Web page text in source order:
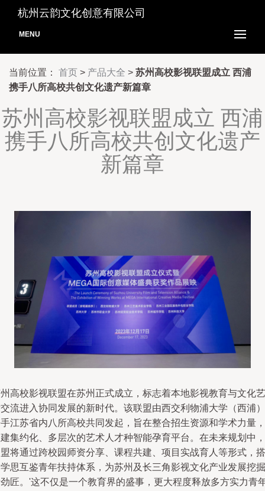
杭州云韵文化创意有限公司
MENU
当前位置： 首页 > 产品大全 > 苏州高校影视联盟成立 西浦
携手八所高校共创文化遗产新篇章
苏州高校影视联盟成立 西浦
携手八所高校共创文化遗产
新篇章
高校影视联盟在苏州正式成立，标志着本地影视教育与文化艺
流进入协同发展的新时代。该联盟由西交利物浦大学（西浦）
江苏省内八所高校共同发起，旨在整合招生资源和学术力量，
集约化、多层次的艺术人才种智能孕育平台。在未来规划中，
将通过跨校园师资分享、课程共建、项目实战育人等形式，搭
思互鉴青年扶持体系，为苏州及长三角影视文化产业发展挖掘
匠。'这不仅是一个教育界的盛事，更大程度释放多方实力青